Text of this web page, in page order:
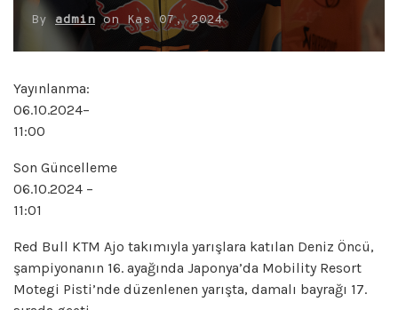
By admin on Kas 07, 2024
Yayınlanma:
06.10.2024–
11:00
Son Güncelleme
06.10.2024 –
11:01
Red Bull KTM Ajo takımıyla yarışlara katılan Deniz Öncü,
şampiyonanın 16. ayağında Japonya’da Mobility Resort
Motegi Pisti’nde düzenlenen yarışta, damalı bayrağı 17.